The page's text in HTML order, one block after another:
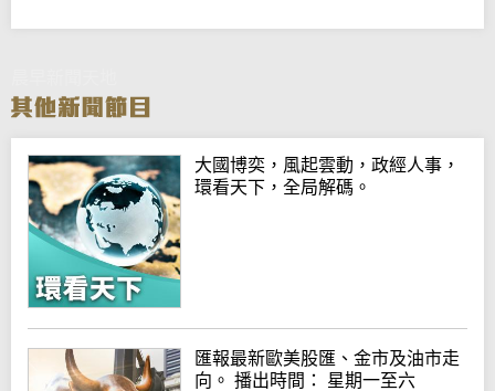
大國博奕，風起雲動，政經人事，
環看天下，全局解碼。
匯報最新歐美股匯、金市及油市走
向。 播出時間： 星期一至六